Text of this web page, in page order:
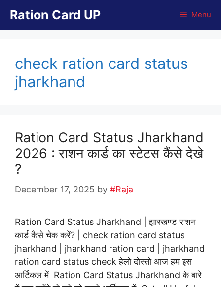
content
Ration Card UP Menu
check ration card status
jharkhand
Ration Card Status Jharkhand
2026 : राशन कार्ड का स्टेटस कैंसे देखे
?
December 17, 2025 by #Raja
Ration Card Status Jharkhand | झारखण्ड राशन
कार्ड कैसे चेक करें? | check ration card status
jharkhand | jharkhand ration card | jharkhand
ration card status check हेलो दोस्तो आज हम इस
आर्टिकल में Ration Card Status Jharkhand के बारे